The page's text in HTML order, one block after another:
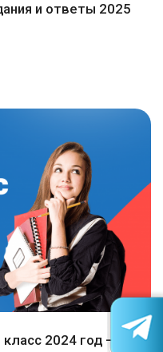
и ответы 2025
2024 год —